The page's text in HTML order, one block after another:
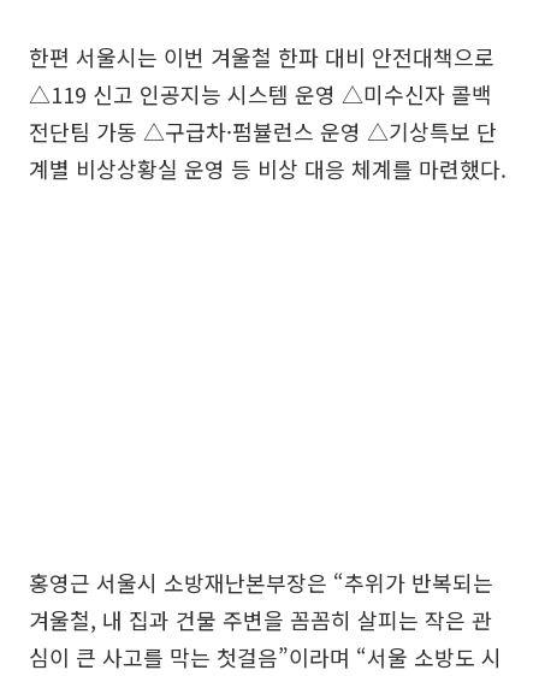
한편 서울시는 이번 겨울철 한파 대비 안전대책으로
△119 신고 인공지능 시스템 운영 △미수신자 콜백
전단팀 가동 △구급차·펌뷸런스 운영 △기상특보 단
계별 비상상황실 운영 등 비상 대응 체계를 마련했다.
홍영근 서울시 소방재난본부장은 “추위가 반복되는
겨울철, 내 집과 건물 주변을 꼼꼼히 살피는 작은 관
심이 큰 사고를 막는 첫걸음”이라며 “서울 소방도 시